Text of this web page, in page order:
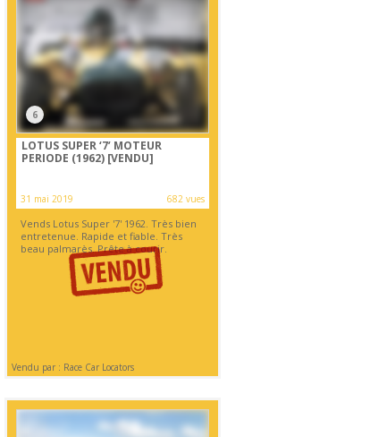
6
LOTUS SUPER ‘7’ MOTEUR
PERIODE (1962) [VENDU]
31 mai 2019 682 vues
Vends Lotus Super '7' 1962. Très bien
entretenue. Rapide et fiable. Très
beau palmarès. Prête à courir.
Vendu par : Race Car Locators